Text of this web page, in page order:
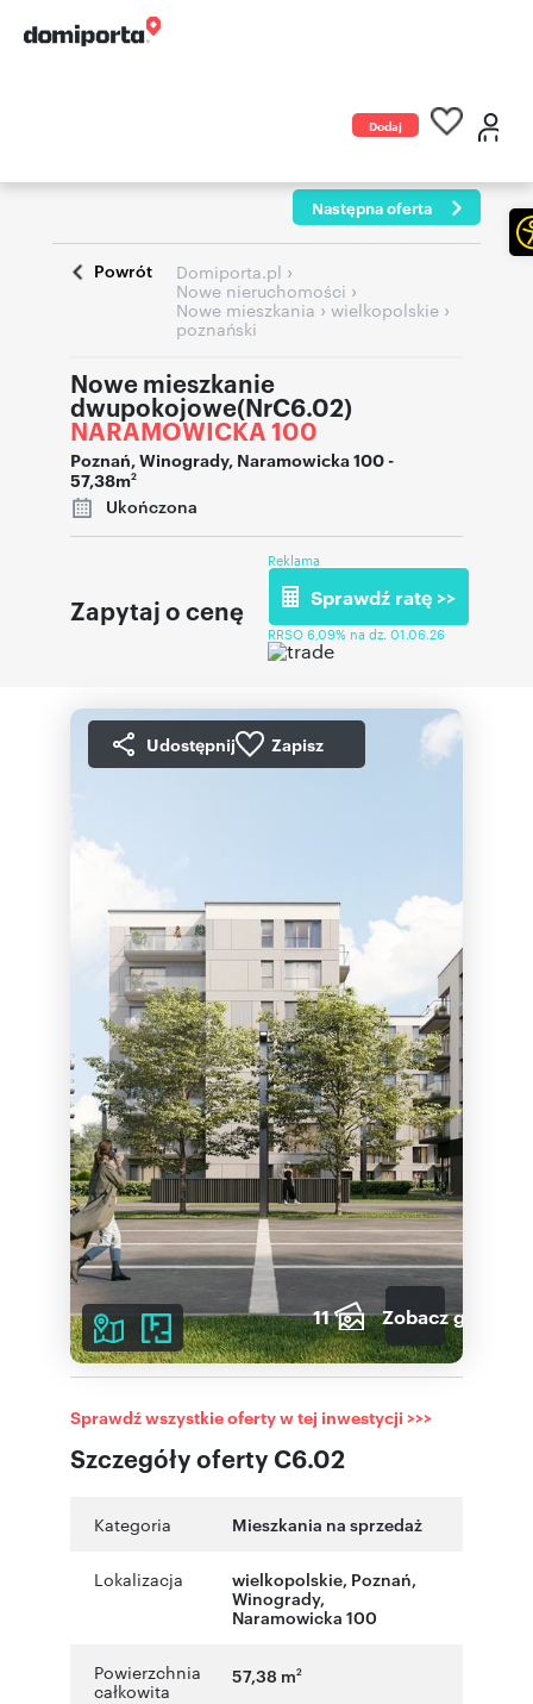
Dodaj
Następna oferta
Powrót Domiporta.pl ›
Nowe nieruchomości ›
Nowe mieszkania › wielkopolskie ›
poznański
Nowe mieszkanie
dwupokojowe(NrC6.02)
NARAMOWICKA 100
Poznań,Winogrady, Naramowicka 100-
57,38m2
Ukończona
Zapytaj o cenę
Reklama
Sprawdź ratę >>
RRSO 6,09% na dz. 01.06.26
Udostępnij Zapisz
11 Zobacz galerię
Szczegóły oferty C6.02
Sprawdź wszystkie oferty w tej inwestycji >>>
Kategoria Mieszkania na sprzedaż
Lokalizacja wielkopolskie, Poznań,
Winogrady,
Naramowicka 100
Powierzchnia
całkowita
57,38 m2